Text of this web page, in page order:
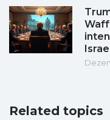
Related topics